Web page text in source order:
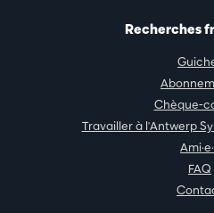
Recherches
Chèque-
Travailler à l'Antwerp
FAQ